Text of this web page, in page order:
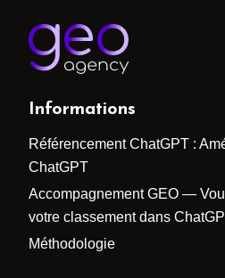
Informations
Référencement ChatGPT :
ChatGPT
Accompagnement GEO —
votre classement dans
Méthodologie